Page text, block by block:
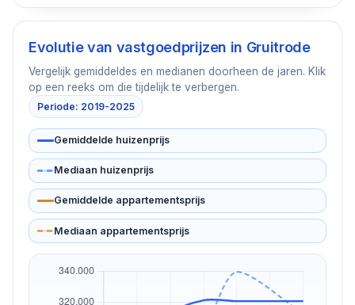
Evolutie van vastgoedprijzen in Gruitrode
Vergelijk gemiddeldes en medianen doorheen de jaren. Klik
op een reeks om die tijdelijk te verbergen.
Periode: 2019-2025
Gemiddelde huizenprijs
Mediaan huizenprijs
Gemiddelde appartementsprijs
Mediaan appartementsprijs